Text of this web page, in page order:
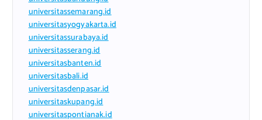
universitassemarang.id
universitasyogyakarta.id
universitassurabaya.id
universitasserang.id
universitasbanten.id
universitasbali.id
universitasdenpasar.id
universitaskupang.id
universitaspontianak.id